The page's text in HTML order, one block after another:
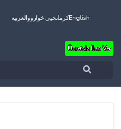
العربيةکرمانجیی خوارووEnglish
Ücretsiz İlan Ver